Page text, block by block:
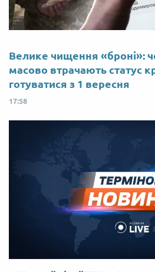
Велике чищення «броні»:
масово втрачають статус
готуватися з 1 вересня
17:58